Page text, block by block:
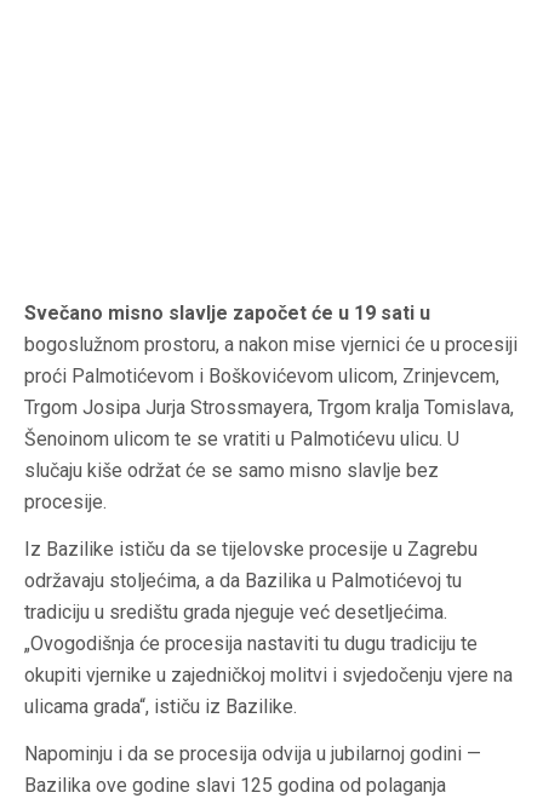
Svečano misno slavlje započet će u 19 sati u
bogoslužnom prostoru, a nakon mise vjernici će u procesiji
proći Palmotićevom i Boškovićevom ulicom, Zrinjevcem,
Trgom Josipa Jurja Strossmayera, Trgom kralja Tomislava,
Šenoinom ulicom te se vratiti u Palmotićevu ulicu. U
slučaju kiše održat će se samo misno slavlje bez
procesije.
Iz Bazilike ističu da se tijelovske procesije u Zagrebu
održavaju stoljećima, a da Bazilika u Palmotićevoj tu
tradiciju u središtu grada njeguje već desetljećima.
„Ovogodišnja će procesija nastaviti tu dugu tradiciju te
okupiti vjernike u zajedničkoj molitvi i svjedočenju vjere na
ulicama grada“, ističu iz Bazilike.
Napominju i da se procesija odvija u jubilarnoj godini —
Bazilika ove godine slavi 125 godina od polaganja